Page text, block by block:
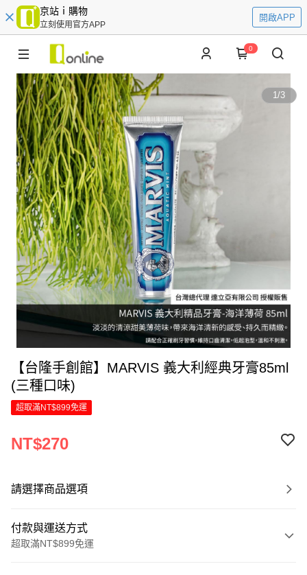
京站ｉ購物
立刻使用官方APP
開啟APP
0
1/3
【台隆手創館】MARVIS 義大利經典牙膏85ml
(三種口味)
超取滿NT$899免運
NT$270
請選擇商品選項
付款與運送方式
超取滿NT$899免運